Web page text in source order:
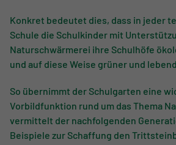
Konkret bedeutet dies, dass in jeder
Schule die Schulkinder mit
Naturschwärmerei ihre Schulhöfe
und auf diese Weise grüner und
So übernimmt der Schulgarten eine
Vorbildfunktion rund um das Thema
vermittelt der nachfolgenden
Beispiele zur Schaffung den